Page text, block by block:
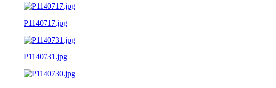
P1140717.jpg
P1140731.jpg